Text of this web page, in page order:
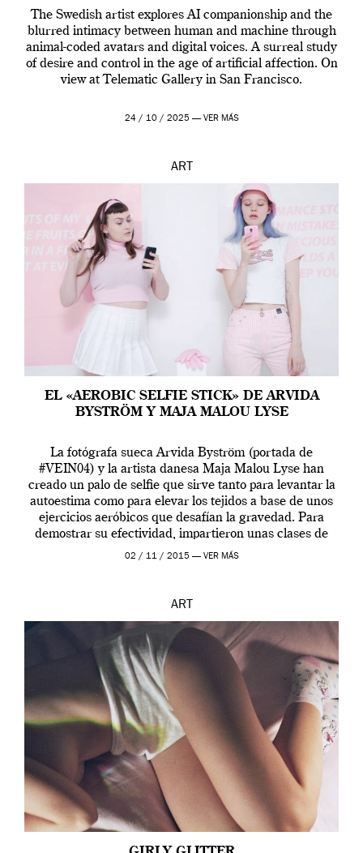
The Swedish artist explores AI companionship and the
blurred intimacy between human and machine through
animal-coded avatars and digital voices. A surreal study
of desire and control in the age of artificial affection. On
view at Telematic Gallery in San Francisco.
24 / 10 / 2025 — VER MÁS
ART
EL «AEROBIC SELFIE STICK» DE ARVIDA
BYSTRÖM Y MAJA MALOU LYSE
La fotógrafa sueca Arvida Byström (portada de
#VEIN04) y la artista danesa Maja Malou Lyse han
creado un palo de selfie que sirve tanto para levantar la
autoestima como para elevar los tejidos a base de unos
ejercicios aeróbicos que desafían la gravedad. Para
demostrar su efectividad, impartieron unas clases de
prueba en el Tate […]
02 / 11 / 2015 — VER MÁS
ART